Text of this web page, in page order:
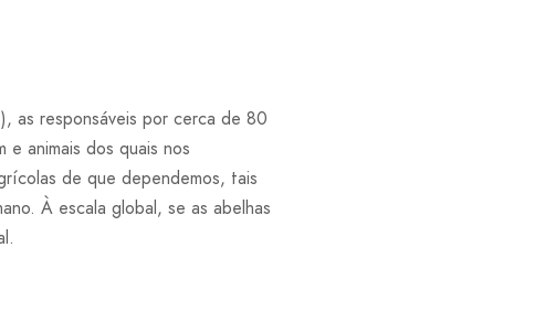
as responsáveis por cerca de 80
animais dos quais nos
de que dependemos, tais
À escala global, se as abelhas